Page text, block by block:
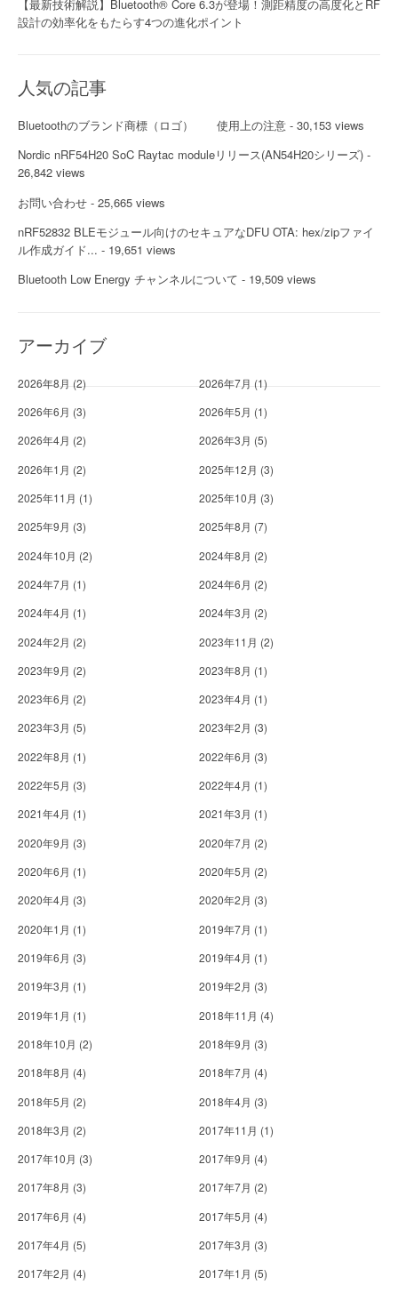
【最新技術解説】Bluetooth® Core 6.3が登場！測距精度の高度化とRF
設計の効率化をもたらす4つの進化ポイント
人気の記事
Bluetoothのブランド商標（ロゴ） 使用上の注意 - 30,153 views
Nordic nRF54H20 SoC Raytac moduleリリース(AN54H20シリーズ) -
26,842 views
お問い合わせ - 25,665 views
nRF52832 BLEモジュール向けのセキュアなDFU OTA: hex/zipファイ
ル作成ガイド... - 19,651 views
Bluetooth Low Energy チャンネルについて - 19,509 views
アーカイブ
2026年8月 (2) 2026年7月 (1)
2026年6月 (3) 2026年5月 (1)
2026年4月 (2) 2026年3月 (5)
2026年1月 (2) 2025年12月 (3)
2025年11月 (1) 2025年10月 (3)
2025年9月 (3) 2025年8月 (7)
2024年10月 (2) 2024年8月 (2)
2024年7月 (1) 2024年6月 (2)
2024年4月 (1) 2024年3月 (2)
2024年2月 (2) 2023年11月 (2)
2023年9月 (2) 2023年8月 (1)
2023年6月 (2) 2023年4月 (1)
2023年3月 (5) 2023年2月 (3)
2022年8月 (1) 2022年6月 (3)
2022年5月 (3) 2022年4月 (1)
2021年4月 (1) 2021年3月 (1)
2020年9月 (3) 2020年7月 (2)
2020年6月 (1) 2020年5月 (2)
2020年4月 (3) 2020年2月 (3)
2020年1月 (1) 2019年7月 (1)
2019年6月 (3) 2019年4月 (1)
2019年3月 (1) 2019年2月 (3)
2019年1月 (1) 2018年11月 (4)
2018年10月 (2) 2018年9月 (3)
2018年8月 (4) 2018年7月 (4)
2018年5月 (2) 2018年4月 (3)
2018年3月 (2) 2017年11月 (1)
2017年10月 (3) 2017年9月 (4)
2017年8月 (3) 2017年7月 (2)
2017年6月 (4) 2017年5月 (4)
2017年4月 (5) 2017年3月 (3)
2017年2月 (4) 2017年1月 (5)